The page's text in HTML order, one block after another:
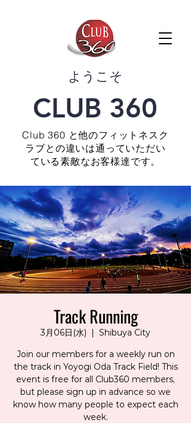
​ようこそ
CLUB 360
Club 360 と他のフィットネスク
ラブとの違いは通っていただい
ている素敵なお客様達です。
Track Running
3月06日(水)
  |
Shibuya City
Join our members for a weekly run on
the track in Yoyogi Oda Track Field! This
event is free for all Club360 members,
but please sign up in advance so we
know how many people to expect each
week.